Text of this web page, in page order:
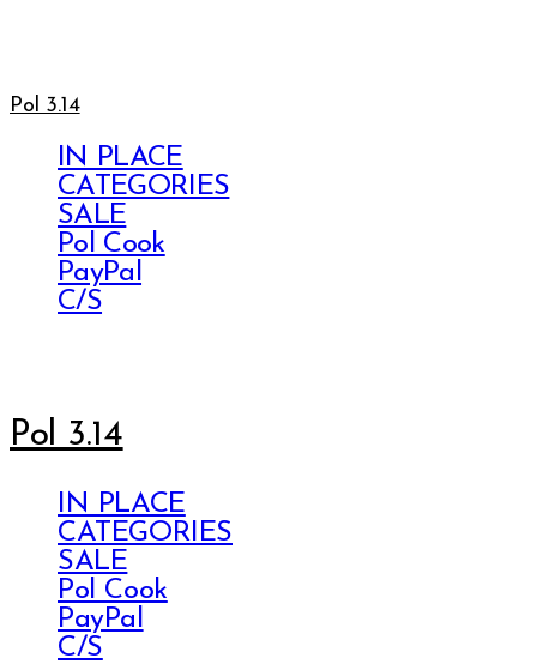
Pol 3.14
IN PLACE
CATEGORIES
SALE
Pol Cook
PayPal
C/S
Pol 3.14
IN PLACE
CATEGORIES
SALE
Pol Cook
PayPal
C/S